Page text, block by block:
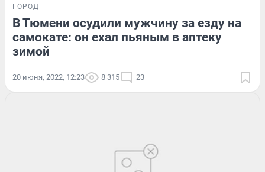
ГОРОД
В Тюмени осудили мужчину за езду на
самокате: он ехал пьяным в аптеку
зимой
20 июня, 2022, 12:23 8 315 23